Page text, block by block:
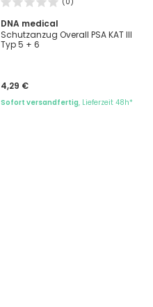
DNA medical
Schutzanzug Overall PSA KAT III
Typ 5 + 6
4,29 €
Sofort versandfertig, Lieferzeit 48h*